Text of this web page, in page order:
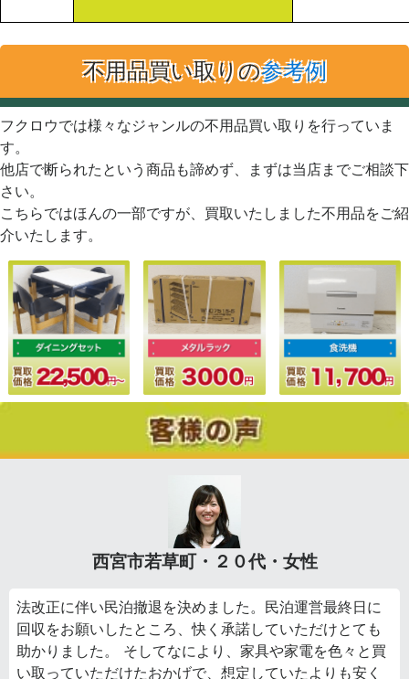
不用品買い取りの参考例
フクロウでは様々なジャンルの不用品買い取りを行っていま
す。
他店で断られたという商品も諦めず、まずは当店までご相談下
さい。
こちらではほんの一部ですが、買取いたしました不用品をご紹
介いたします。
西宮市若草町・２０代・女性
法改正に伴い民泊撤退を決めました。民泊運営最終日に
回収をお願いしたところ、快く承諾していただけとても
助かりました。 そしてなにより、家具や家電を色々と買
い取っていただけたおかげで、想定していたよりも安く